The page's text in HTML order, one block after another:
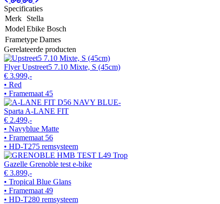
Specificaties
Merk
Stella
Model Ebike Bosch
FrametypeDames
Gerelateerde producten
Flyer Upstreet5 7.10 Mixte, S (45cm)
€ 3.999,-
• Red
• Framemaat 45
Sparta A-LANE FIT
€ 2.499,-
• Navyblue Matte
• Framemaat 56
• HD-T275 remsysteem
Gazelle Grenoble test e-bike
€ 3.899,-
• Tropical Blue Glans
• Framemaat 49
• HD-T280 remsysteem